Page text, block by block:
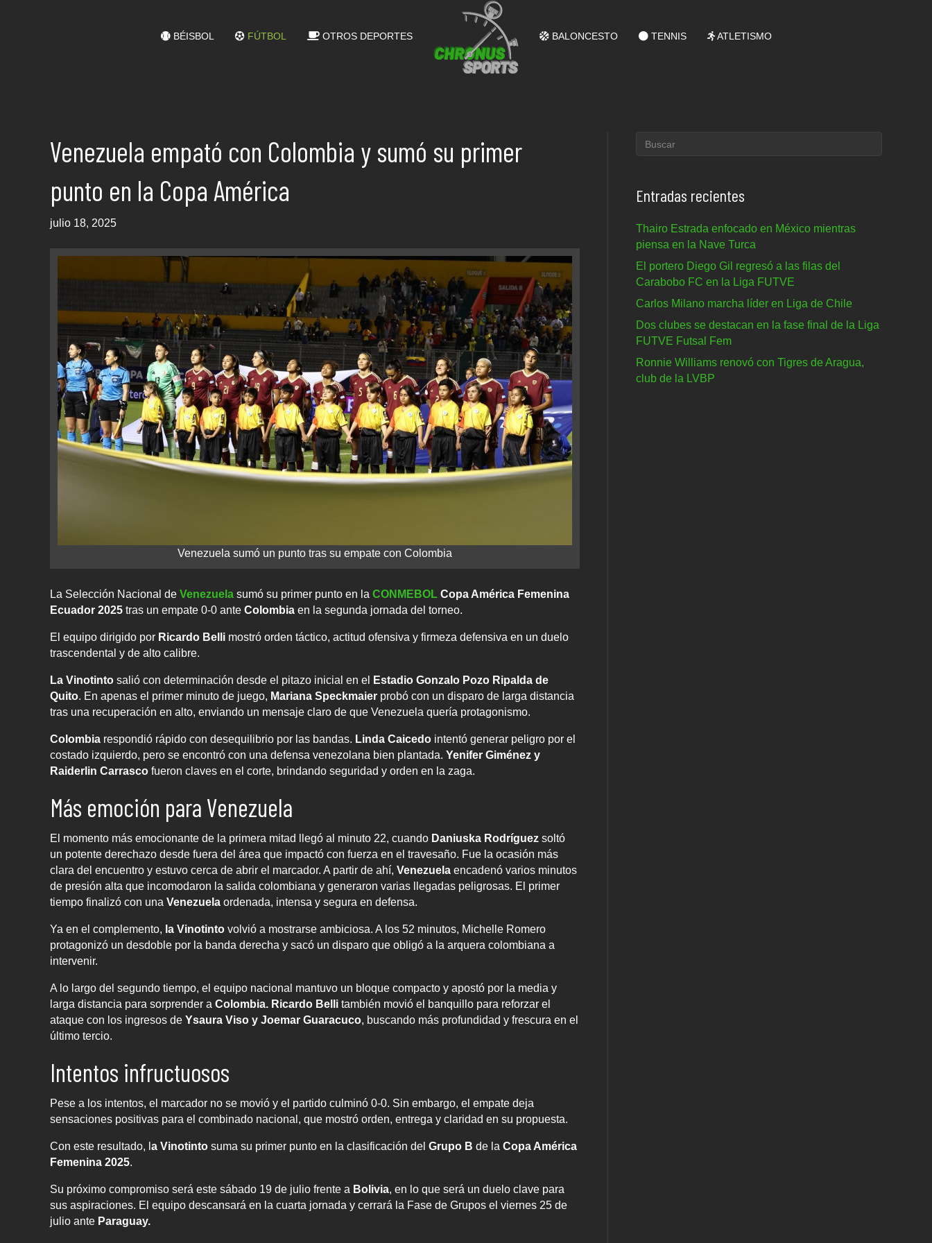
BÉISBOL FÚTBOL OTROS DEPORTES BALONCESTO TENNIS ATLETISMO
Venezuela empató con Colombia y sumó su primer
punto en la Copa América
julio 18, 2025
Venezuela sumó un punto tras su empate con Colombia
La Selección Nacional de Venezuela sumó su primer punto en la CONMEBOL Copa América Femenina
Ecuador 2025 tras un empate 0‑0 ante Colombia en la segunda jornada del torneo.
El equipo dirigido por Ricardo Belli mostró orden táctico, actitud ofensiva y firmeza defensiva en un duelo
trascendental y de alto calibre.
La Vinotinto salió con determinación desde el pitazo inicial en el
Estadio Gonzalo Pozo Ripalda de
Quito. En apenas el primer minuto de juego, Mariana Speckmaier probó con un disparo de larga distancia
tras una recuperación en alto, enviando un mensaje claro de que Venezuela quería protagonismo.
Colombia respondió rápido con desequilibrio por las bandas. Linda Caicedo intentó generar peligro por el
costado izquierdo, pero se encontró con una defensa venezolana bien plantada. Yenifer Giménez y
Raiderlin Carrasco fueron claves en el corte, brindando seguridad y orden en la zaga.
Más emoción para Venezuela
El momento más emocionante de la primera mitad llegó al minuto 22, cuando Daniuska Rodríguez soltó
un potente derechazo desde fuera del área que impactó con fuerza en el travesaño. Fue la ocasión más
clara del encuentro y estuvo cerca de abrir el marcador. A partir de ahí, Venezuela encadenó varios minutos
de presión alta que incomodaron la salida colombiana y generaron varias llegadas peligrosas. El primer
tiempo finalizó con una Venezuela ordenada, intensa y segura en defensa.
Ya en el complemento, la Vinotinto volvió a mostrarse ambiciosa. A los 52 minutos, Michelle Romero
protagonizó un desdoble por la banda derecha y sacó un disparo que obligó a la arquera colombiana a
intervenir.
A lo largo del segundo tiempo, el equipo nacional mantuvo un bloque compacto y apostó por la media y
larga distancia para sorprender a Colombia. Ricardo Belli también movió el banquillo para reforzar el
ataque con los ingresos de Ysaura Viso y Joemar Guaracuco, buscando más profundidad y frescura en el
último tercio.
Intentos infructuosos
Pese a los intentos, el marcador no se movió y el partido culminó 0-0. Sin embargo, el empate deja
sensaciones positivas para el combinado nacional, que mostró orden, entrega y claridad en su propuesta.
Con este resultado, l a Vinotinto suma su primer punto en la clasificación del Grupo B de la Copa América
Femenina 2025.
Su próximo compromiso será este sábado 19 de julio frente a Bolivia, en lo que será un duelo clave para
sus aspiraciones. El equipo descansará en la cuarta jornada y cerrará la Fase de Grupos el viernes 25 de
julio ante Paraguay.
Entradas recientes
Thairo Estrada enfocado en México mientras
piensa en la Nave Turca
El portero Diego Gil regresó a las filas del
Carabobo FC en la Liga FUTVE
Carlos Milano marcha líder en Liga de Chile
Dos clubes se destacan en la fase final de la Liga
FUTVE Futsal Fem
Ronnie Williams renovó con Tigres de Aragua,
club de la LVBP